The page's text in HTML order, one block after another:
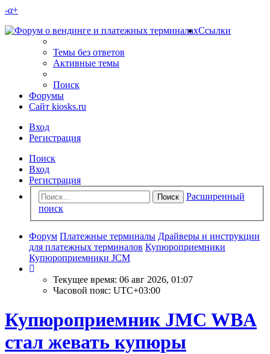
-α+
Ссылки
Темы без ответов
Активные темы
Поиск
Форумы
Сайт kiosks.ru
Вход
Регистрация
Поиск
Вход
Регистрация
Поиск
Расширенный
поиск
Форум Платежные терминалы Драйверы и инструкции
для платежных терминалов Купюроприемники
Купюроприемники JCM
Текущее время: 06 авг 2026, 01:07
Часовой пояс: UTC+03:00
Купюроприемник JMC WBA
стал жевать купюры